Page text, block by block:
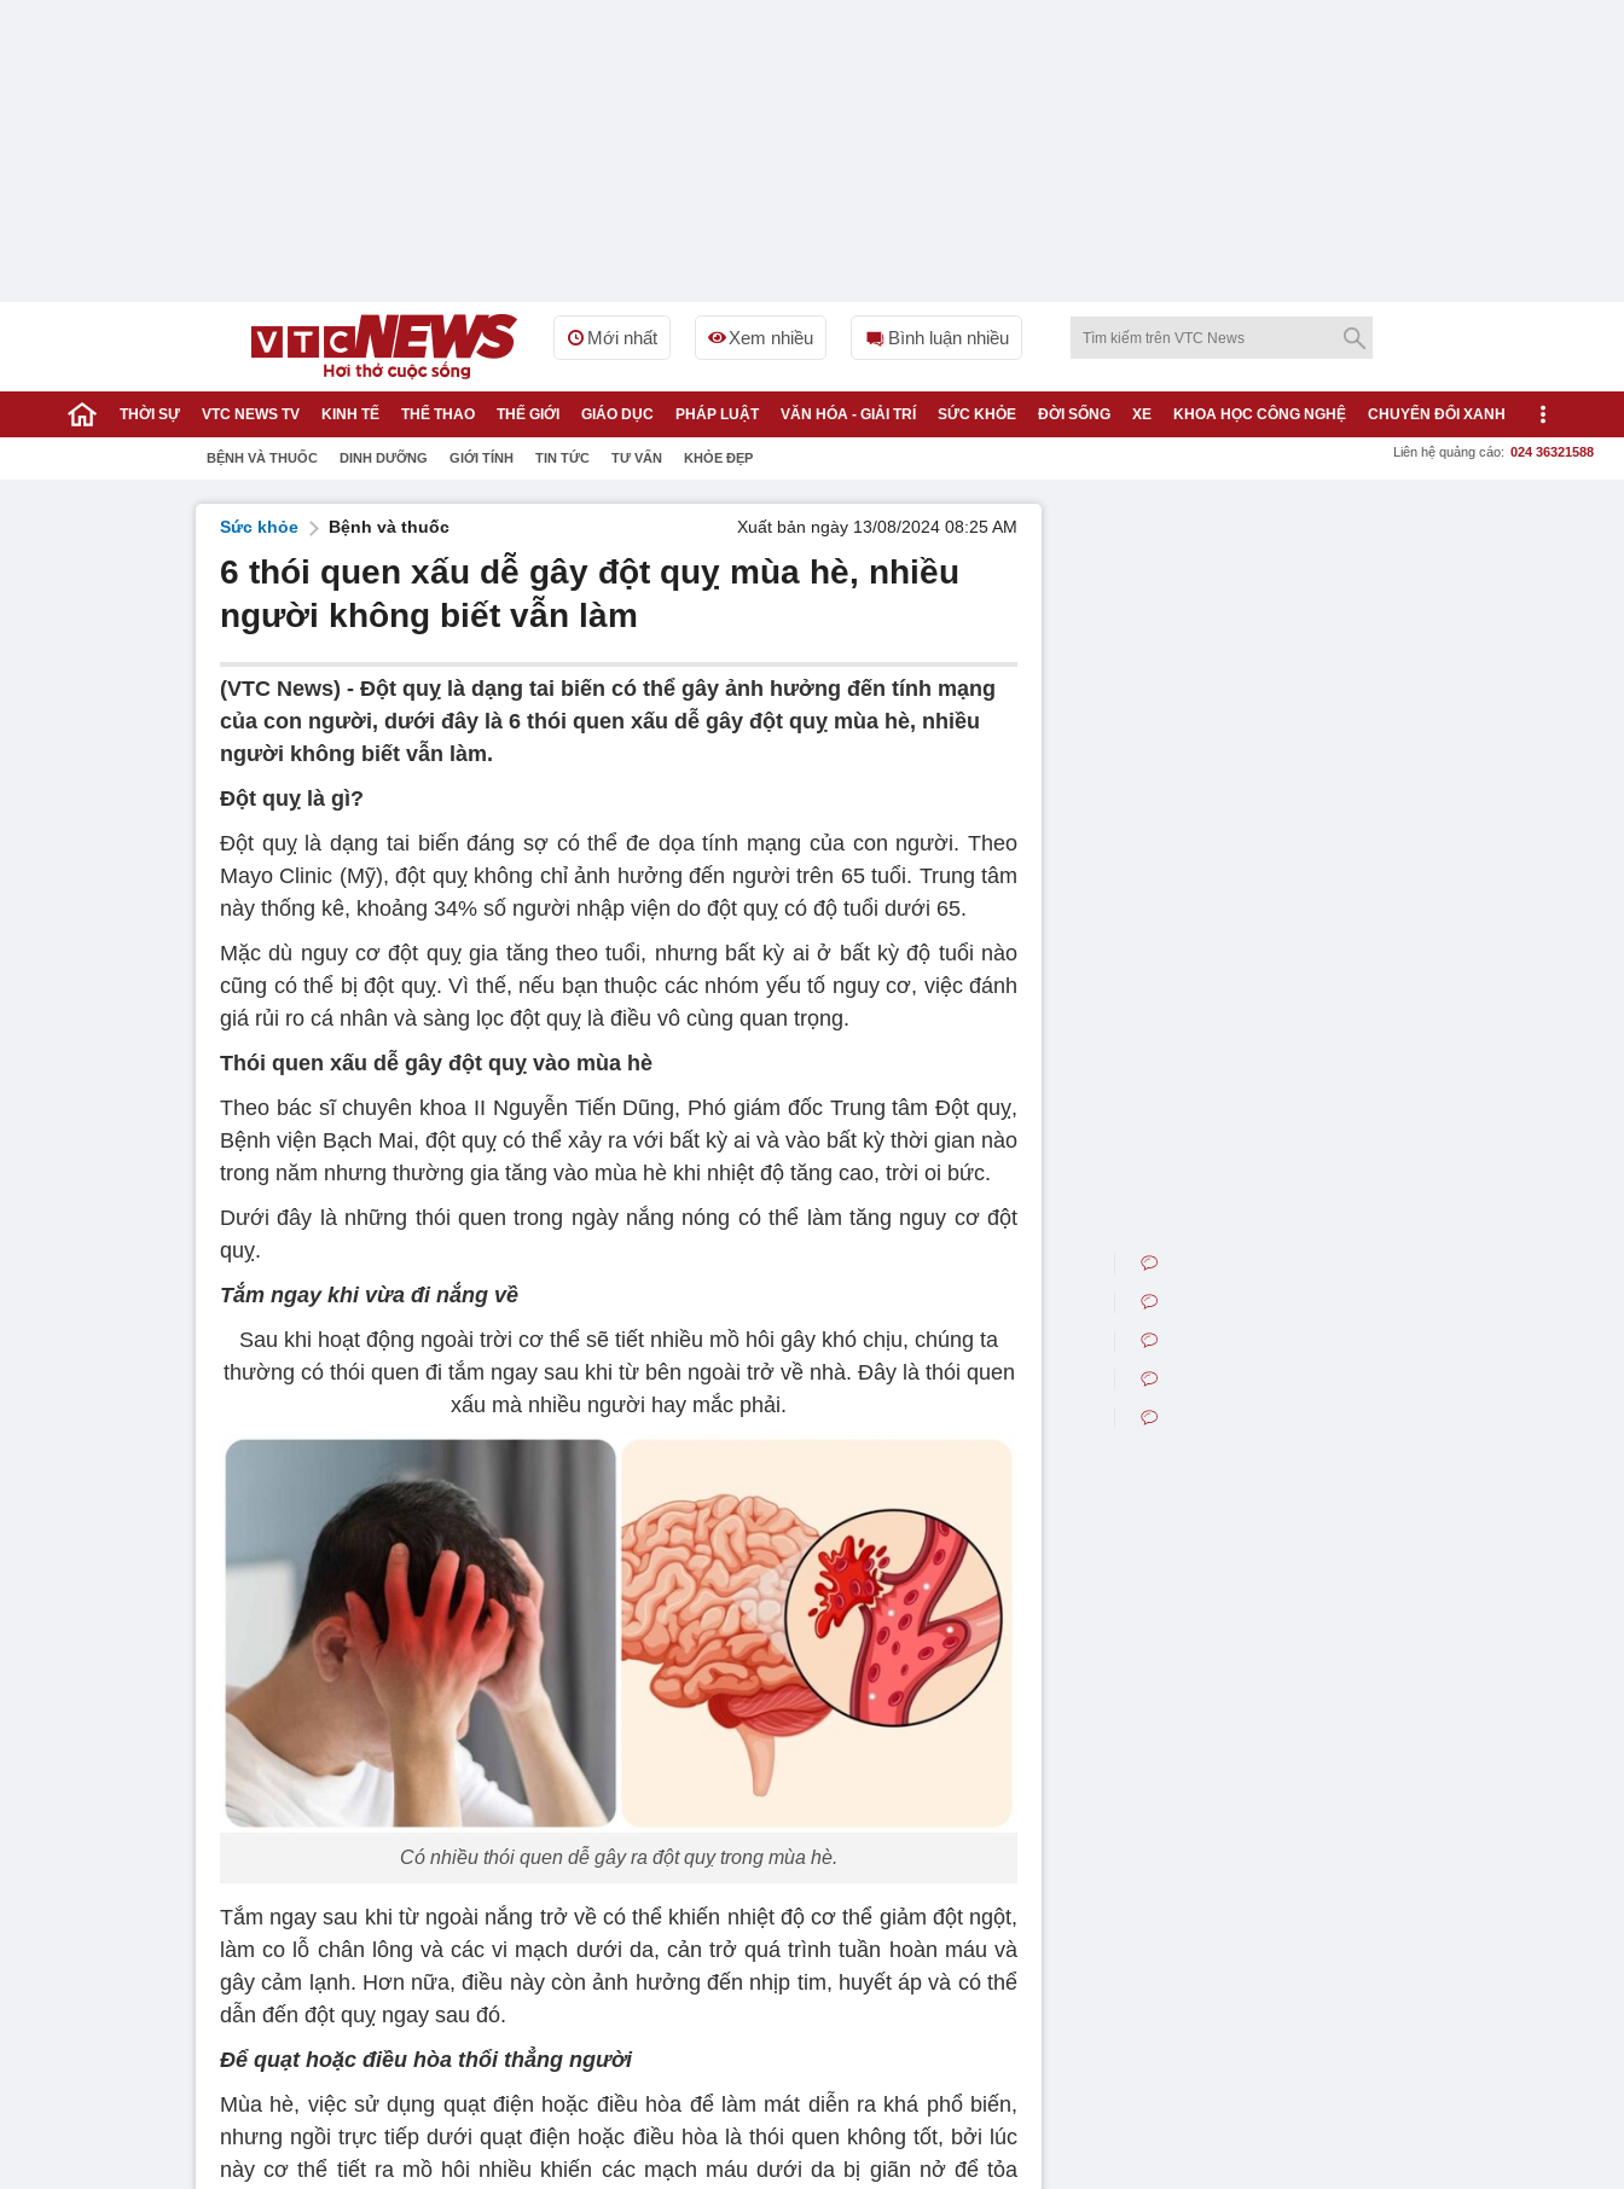
Mới nhất Xem nhiều Bình luận nhiều
THỜI SỰ VTC NEWS TV KINH TẾ THỂ THAO THẾ GIỚI GIÁO DỤC PHÁP LUẬT VĂN HÓA - GIẢI TRÍ SỨC KHỎE ĐỜI SỐNG XE KHOA HỌC CÔNG NGHỆ CHUYỂN ĐỔI XANH
BỆNH VÀ THUỐC DINH DƯỠNG GIỚI TÍNH TIN TỨC TƯ VẤN KHỎE ĐẸP Liên hệ quảng cáo: 024 36321588
Sức khỏe Bệnh và thuốc Xuất bản ngày 13/08/2024 08:25 AM
6 thói quen xấu dễ gây đột quỵ mùa hè, nhiều
người không biết vẫn làm
(VTC News) - Đột quỵ là dạng tai biến có thể gây ảnh hưởng đến tính mạng
của con người, dưới đây là 6 thói quen xấu dễ gây đột quỵ mùa hè, nhiều
người không biết vẫn làm.
Đột quỵ là gì?
Đột quỵ là dạng tai biến đáng sợ có thể đe dọa tính mạng của con người. Theo
Mayo Clinic (Mỹ), đột quỵ không chỉ ảnh hưởng đến người trên 65 tuổi. Trung tâm
này thống kê, khoảng 34% số người nhập viện do đột quỵ có độ tuổi dưới 65.
Mặc dù nguy cơ đột quỵ gia tăng theo tuổi, nhưng bất kỳ ai ở bất kỳ độ tuổi nào
cũng có thể bị đột quỵ. Vì thế, nếu bạn thuộc các nhóm yếu tố nguy cơ, việc đánh
giá rủi ro cá nhân và sàng lọc đột quỵ là điều vô cùng quan trọng.
Thói quen xấu dễ gây đột quỵ vào mùa hè
Theo bác sĩ chuyên khoa II Nguyễn Tiến Dũng, Phó giám đốc Trung tâm Đột quỵ,
Bệnh viện Bạch Mai, đột quỵ có thể xảy ra với bất kỳ ai và vào bất kỳ thời gian nào
trong năm nhưng thường gia tăng vào mùa hè khi nhiệt độ tăng cao, trời oi bức.
Dưới đây là những thói quen trong ngày nắng nóng có thể làm tăng nguy cơ đột
quỵ.
Tắm ngay khi vừa đi nắng về
Sau khi hoạt động ngoài trời cơ thể sẽ tiết nhiều mồ hôi gây khó chịu, chúng ta
thường có thói quen đi tắm ngay sau khi từ bên ngoài trở về nhà. Đây là thói quen
xấu mà nhiều người hay mắc phải.
Có nhiều thói quen dễ gây ra đột quỵ trong mùa hè.
Tắm ngay sau khi từ ngoài nắng trở về có thể khiến nhiệt độ cơ thể giảm đột ngột,
làm co lỗ chân lông và các vi mạch dưới da, cản trở quá trình tuần hoàn máu và
gây cảm lạnh. Hơn nữa, điều này còn ảnh hưởng đến nhịp tim, huyết áp và có thể
dẫn đến đột quỵ ngay sau đó.
Để quạt hoặc điều hòa thổi thẳng người
Mùa hè, việc sử dụng quạt điện hoặc điều hòa để làm mát diễn ra khá phổ biến,
nhưng ngồi trực tiếp dưới quạt điện hoặc điều hòa là thói quen không tốt, bởi lúc
này cơ thể tiết ra mồ hôi nhiều khiến các mạch máu dưới da bị giãn nở để tỏa